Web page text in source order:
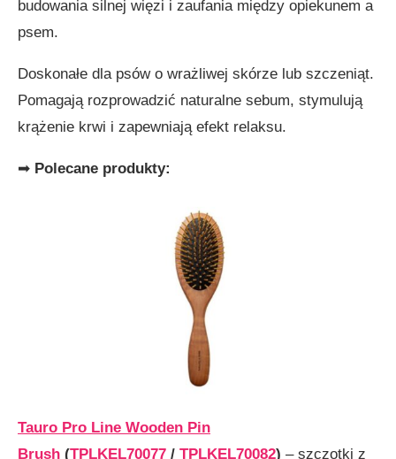
budowania silnej więzi i zaufania między opiekunem a
psem.
Doskonałe dla psów o wrażliwej skórze lub szczeniąt.
Pomagają rozprowadzić naturalne sebum, stymulują
krążenie krwi i zapewniają efekt relaksu.
➡ Polecane produkty:
Tauro Pro Line Wooden Pin
Brush (TPLKEL70077 / TPLKEL70082) – szczotki z